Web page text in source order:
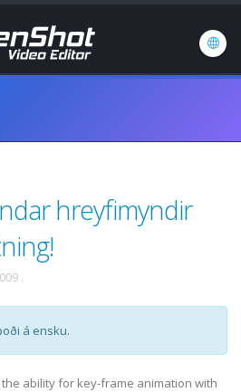
hreyfimyndir
.
á ensku.
ability for key-frame animation with